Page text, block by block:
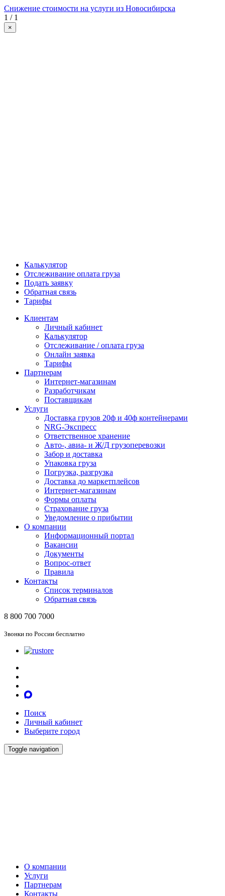
Снижение стоимости на услуги из Новосибирска
1 / 1
×
Калькулятор
Отслеживание оплата груза
Подать заявку
Обратная связь
Тарифы
Клиентам
Личный кабинет
Калькулятор
Отслеживание / оплата груза
Онлайн заявка
Тарифы
Партнерам
Интернет-магазинам
Разработчикам
Поставщикам
Услуги
Доставка грузов 20ф и 40ф контейнерами
NRG-Экспресс
Ответственное хранение
Авто-, авиа- и Ж/Д грузоперевозки
Забор и доставка
Упаковка груза
Погрузка, разгрузка
Доставка до маркетплейсов
Интернет-магазинам
Формы оплаты
Страхование груза
Уведомление о прибытии
О компании
Информационный портал
Вакансии
Документы
Вопрос-ответ
Правила
Контакты
Список терминалов
Обратная связь
8 800 700 7000
Звонки по России бесплатно
Поиск
Личный кабинет
Выберите город
Toggle navigation
О компании
Услуги
Партнерам
Контакты